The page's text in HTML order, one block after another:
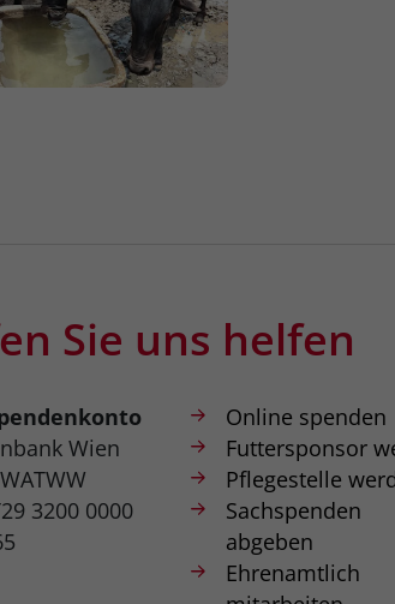
Sie uns helfen
Wien
3200 0000
Online spenden
Futtersponsor
Pflegestelle
Sachspenden
abgeben
Ehrenamtlich